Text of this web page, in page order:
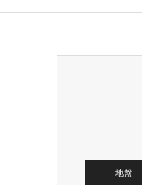
地盤